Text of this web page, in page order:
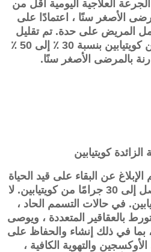
العلاجية اليومية أقل من
الأصغر سنًا ، اعتمادًا على
المريض على حدة. تم تقليل
كويتيابين
بنسبة 30 ٪ إلى 50 ٪
بالمرضى الأصغر سنًا.
الزائدةكويتيابين
عن البقاء على قيد الحياة
من
كويتيابين. لا
في حالات التسمم الحاد ،
بالعقاقير المتعددة ، ويوصى
، بما في ذلك إنشاء والحفاظ على
والتهوية الكافية ،